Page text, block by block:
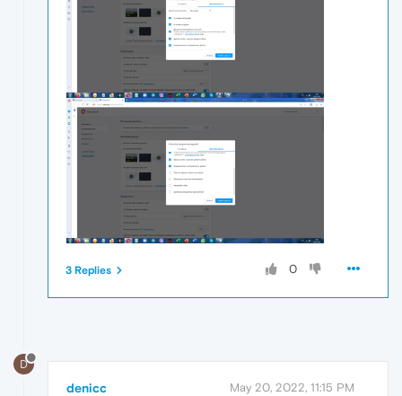
0
3 Replies
D
denicc May 20, 2022, 11:15 PM